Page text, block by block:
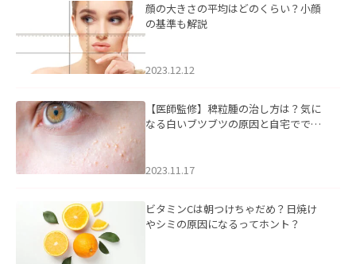
顔の大きさの平均はどのくらい？小顔
の基準も解説
2023.12.12
【医師監修】稗粒腫の治し方は？気に
なる白いブツブツの原因と自宅ででき
2023.11.17
ビタミンCは朝つけちゃだめ？日焼け
やシミの原因になるってホント？